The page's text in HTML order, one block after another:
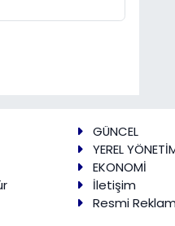
GÜNCEL
YEREL
EKONOMİ
İletişim
Resmi Reklam